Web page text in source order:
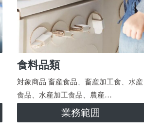
食料品類
対象商品 畜産食品、畜産加工食、水産
食品、水産加工食品、農産…
業務範囲